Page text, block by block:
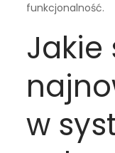
funkcjonalność.
Jakie
w